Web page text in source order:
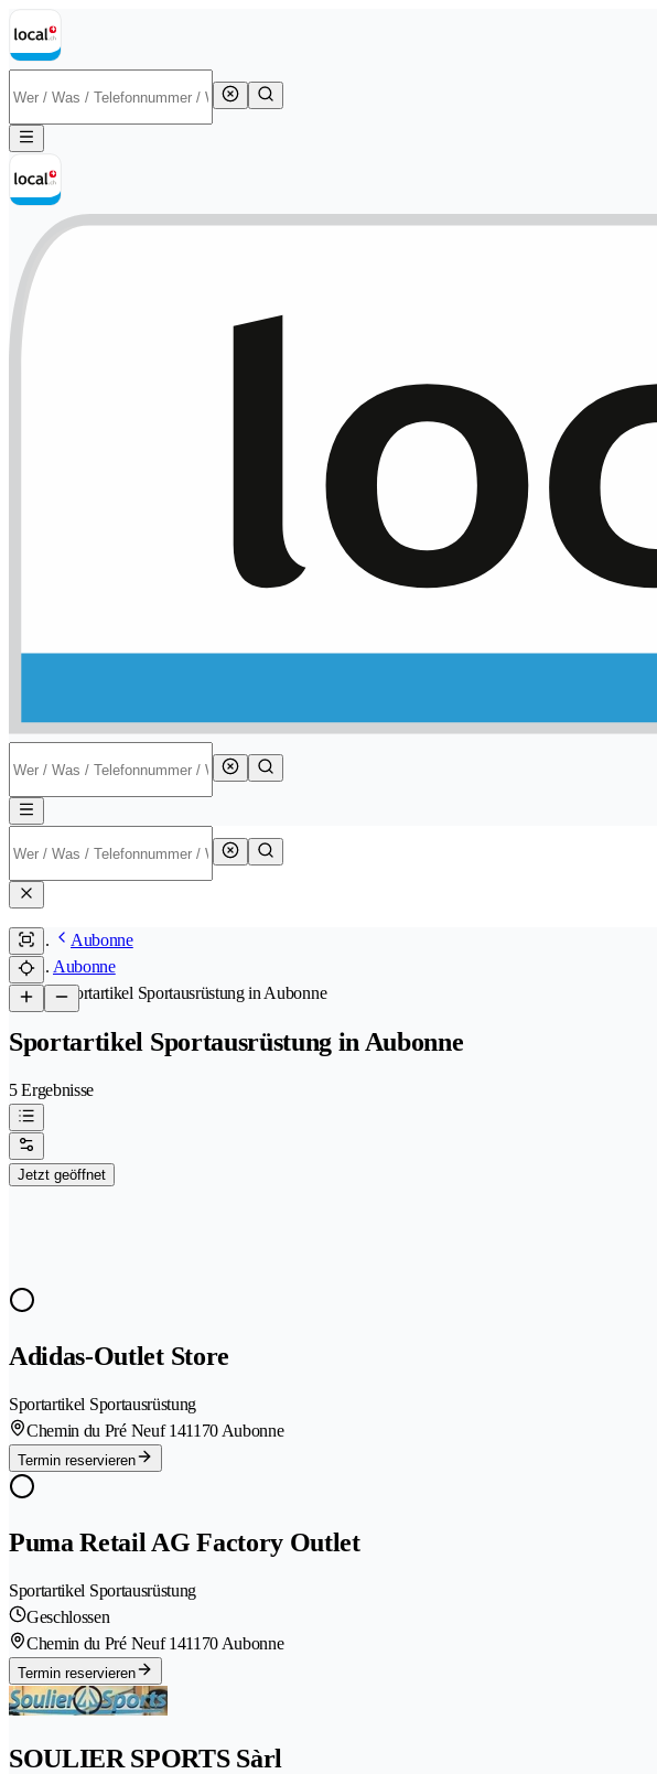
Aubonne
Aubonne
/Sportartikel Sportausrüstung in Aubonne
Sportartikel Sportausrüstung in Aubonne
5 Ergebnisse
Jetzt geöffnet
Adidas-Outlet Store
Sportartikel Sportausrüstung
Chemin du Pré Neuf 141170 Aubonne
Termin reservieren
Puma Retail AG Factory Outlet
Sportartikel Sportausrüstung
Geschlossen
Chemin du Pré Neuf 141170 Aubonne
Termin reservieren
SOULIER SPORTS Sàrl